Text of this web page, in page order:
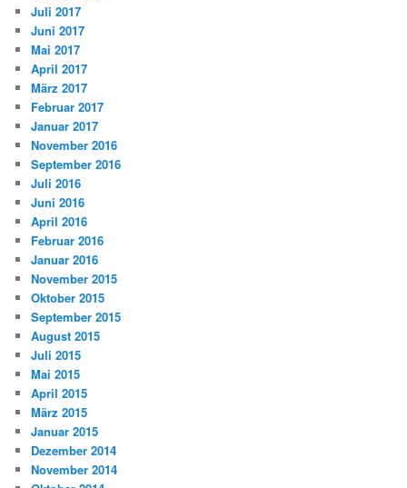
Juli 2017
Juni 2017
Mai 2017
April 2017
März 2017
Februar 2017
Januar 2017
November 2016
September 2016
Juli 2016
Juni 2016
April 2016
Februar 2016
Januar 2016
November 2015
Oktober 2015
September 2015
August 2015
Juli 2015
Mai 2015
April 2015
März 2015
Januar 2015
Dezember 2014
November 2014